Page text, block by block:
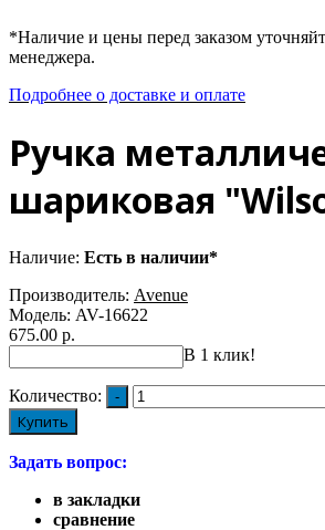
*Наличие и цены перед заказом
менеджера.
Подробнее о доставке и оплате
Ручка
шариковая
Наличие: Есть в наличии*
Производитель: Avenue
Модель: AV-16622
675.00 р.
В 1 клик!
Количество:
Купить
Задать вопрос:
в закладки
сравнение